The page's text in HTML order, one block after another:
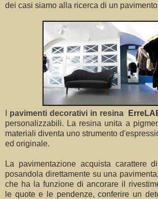
dei casi siamo alla ricerca di un
pavimenti decorativi in resina
personalizzabili. La resina unita a
materiali diventa uno strumento
ed originale.
La pavimentazione acquista carattere
posandola direttamente su una
che ha la funzione di ancorare il
le quote e le pendenze, conferire un